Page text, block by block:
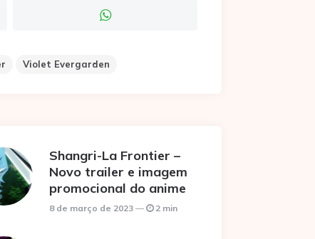
Violet Evergarden
Shangri-La Frontier –
Novo trailer e imagem
promocional do anime
8 de março de 2023 2 min